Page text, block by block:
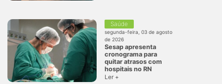
Saúde
segunda-feira, 03 de agosto
de 2026
Sesap apresenta
cronograma para
quitar atrasos com
hospitais no RN
Ler +